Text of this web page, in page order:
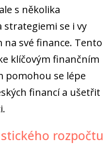
s několika
strategiemi se i vy
své finance. Tento
klíčovým finančním
pomohou se lépe
financí a ušetřit
rozpočtu